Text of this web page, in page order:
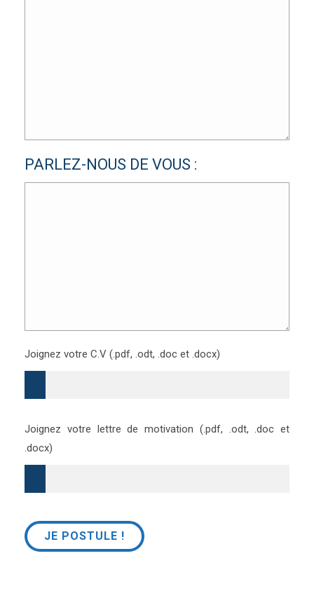
PARLEZ-NOUS DE VOUS :
Joignez votre C.V (.pdf, .odt, .doc et .docx)
Joignez votre lettre de motivation (.pdf, .odt, .doc et
.docx)